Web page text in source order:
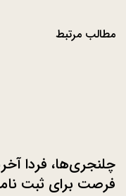
مطالب مرتبط
چلنجری‌ها، فردا
فرصت برای ثبت